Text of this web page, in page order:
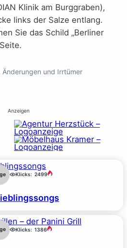
Klinik am Burggraben),
links der Salze entlang.
Sie das Schild „Berliner
Änderungen und Irrtümer
Anzeigen
Klicks: 2499
Klicks: 1386